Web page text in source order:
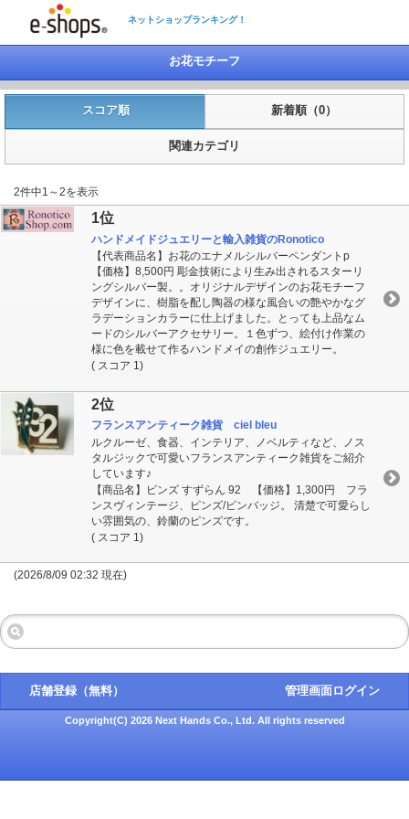
ネットショップランキング！
お花モチーフ
スコア順 新着順（0）
関連カテゴリ
2件中1～2を表示
1位
ハンドメイドジュエリーと輸入雑貨のRonotico
【代表商品名】お花のエナメルシルバーペンダントp
【価格】8,500円 彫金技術により生み出されるスターリ
ングシルバー製。。オリジナルデザインのお花モチーフ
デザインに、樹脂を配し陶器の様な風合いの艶やかなグ
ラデーションカラーに仕上げました。とっても上品なム
ードのシルバーアクセサリー。１色ずつ、絵付け作業の
様に色を載せて作るハンドメイの創作ジュエリー。
( スコア 1)
2位
フランスアンティーク雑貨 ciel bleu
ルクルーゼ、食器、インテリア、ノベルティなど、ノス
タルジックで可愛いフランスアンティーク雑貨をご紹介
しています♪
【商品名】ピンズ すずらん 92 【価格】1,300円 フラ
ンスヴィンテージ、ピンズ/ピンバッジ。 清楚で可愛らし
い雰囲気の、鈴蘭のピンズです。
( スコア 1)
(2026/8/09 02:32 現在)
店舗登録（無料） 管理画面ログイン
Copyright(C) 2026 Next Hands Co., Ltd. All rights reserved